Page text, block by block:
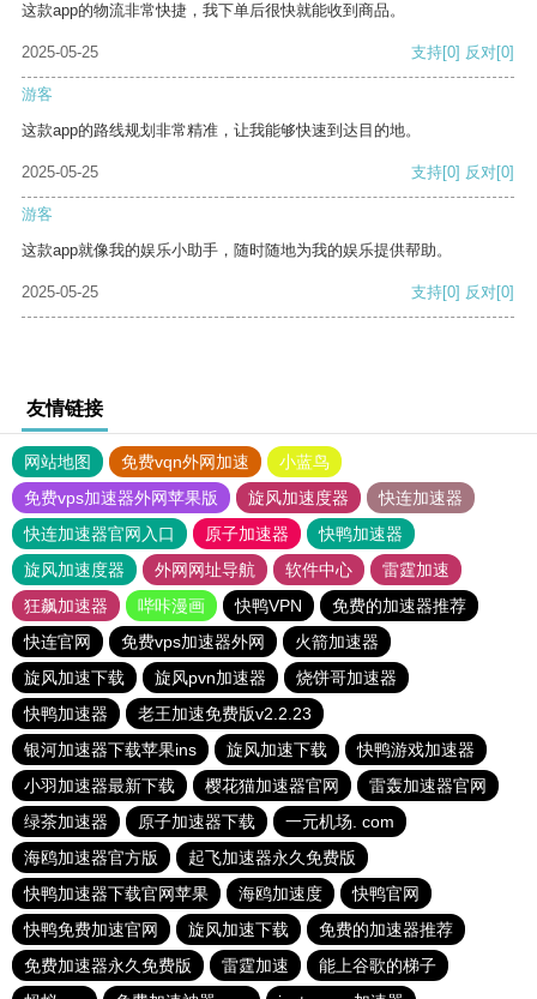
这款app的物流非常快捷，我下单后很快就能收到商品。
2025-05-25 支持[0] 反对[0]
游客
这款app的路线规划非常精准，让我能够快速到达目的地。
2025-05-25 支持[0] 反对[0]
游客
这款app就像我的娱乐小助手，随时随地为我的娱乐提供帮助。
2025-05-25 支持[0] 反对[0]
友情链接
网站地图 免费vqn外网加速
小蓝鸟
免费vps加速器外网苹果版
旋风加速度器
快连加速器
快连加速器官网入口
原子加速器
快鸭加速器
旋风加速度器
外网网址导航 软件中心
雷霆加速
狂飙加速器
哔咔漫画 快鸭VPN
免费的加速器推荐
快连官网
免费vps加速器外网
火箭加速器
旋风加速下载
旋风pvn加速器
烧饼哥加速器
快鸭加速器
老王加速免费版v2.2.23
银河加速器下载苹果ins
旋风加速下载
快鸭游戏加速器
小羽加速器最新下载
樱花猫加速器官网
雷轰加速器官网
绿茶加速器
原子加速器下载
一元机场. com
海鸥加速器官方版
起飞加速器永久免费版
快鸭加速器下载官网苹果
海鸥加速度
快鸭官网
快鸭免费加速官网
旋风加速下载
免费的加速器推荐
免费加速器永久免费版
雷霆加速
能上谷歌的梯子